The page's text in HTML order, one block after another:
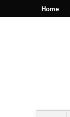
Home